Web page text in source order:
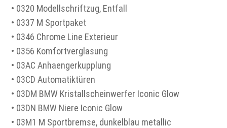
• 0320 Modellschriftzug, Entfall
• 0337 M Sportpaket
• 0346 Chrome Line Exterieur
• 0356 Komfortverglasung
• 03AC Anhaengerkupplung
• 03CD Automatiktüren
• 03DM BMW Kristallscheinwerfer Iconic Glow
• 03DN BMW Niere Iconic Glow
• 03M1 M Sportbremse, dunkelblau metallic